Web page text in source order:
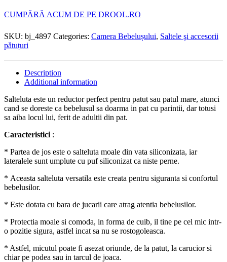
CUMPĂRĂ ACUM DE PE DROOL.RO
SKU: bj_4897 Categories: Camera Bebelușului, Saltele şi accesorii
pǎtuțuri
Description
Additional information
Salteluta este un reductor perfect pentru patut sau patul mare, atunci
cand se doreste ca bebelusul sa doarma in pat cu parintii, dar totusi
sa aiba locul lui, ferit de adultii din pat.
Caracteristici :
* Partea de jos este o salteluta moale din vata siliconizata, iar
lateralele sunt umplute cu puf siliconizat ca niste perne.
* Aceasta salteluta versatila este creata pentru siguranta si confortul
bebelusilor.
* Este dotata cu bara de jucarii care atrag atentia bebelusilor.
* Protectia moale si comoda, in forma de cuib, il tine pe cel mic intr-
o pozitie sigura, astfel incat sa nu se rostogoleasca.
* Astfel, micutul poate fi asezat oriunde, de la patut, la carucior si
chiar pe podea sau in tarcul de joaca.